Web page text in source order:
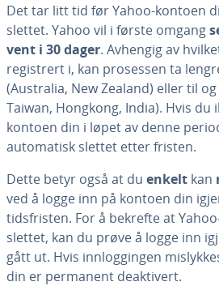
Det tar litt tid før Yahoo-kontoen
slettet. Yahoo vil i første omgang
vent i 30 dager. Avhengig av
registrert i, kan prosessen ta
(Australia, New Zealand) eller til
Taiwan, Hongkong, India). Hvis du
kontoen din i løpet av denne
automatisk slettet etter fristen.
Dette betyr også at du enkelt kan
ved å logge inn på kontoen din
tidsfristen. For å bekrefte at
slettet, kan du prøve å logge inn
gått ut. Hvis innloggingen
din er permanent deaktivert.